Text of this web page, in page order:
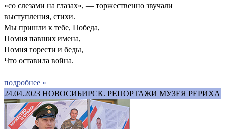
«со слезами на глазах», — торжественно звучали
выступления, стихи.
Мы пришли к тебе, Победа,
Помня павших имена,
Помня горести и беды,
Что оставила война.
подробнее »
24.04.2023 НОВОСИБИРСК. РЕПОРТАЖИ МУЗЕЯ РЕРИХА